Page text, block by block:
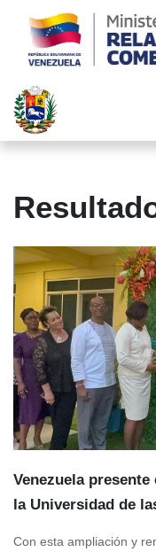
Venezuela
la Universidad de
Con esta ampliación y